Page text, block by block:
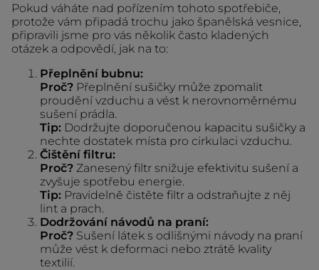
Pokud váháte nad pořízením tohoto spotřebiče,
protože vám připadá trochu jako španělská vesnice,
připravili jsme pro vás několik často kladených
otázek a odpovědí, jak na to:
Přeplnění bubnu:
Proč? Přeplnění sušičky může zpomalit
proudění vzduchu a vést k nerovnoměrnému
sušení prádla.
Tip: Dodržujte doporučenou kapacitu sušičky a
nechte dostatek místa pro cirkulaci vzduchu.
Čištění filtru:
Proč? Zanesený filtr snižuje efektivitu sušení a
zvyšuje spotřebu energie.
Tip: Pravidelně čistěte filtr a odstraňujte z něj
lint a prach.
Dodržování návodů na praní:
Proč? Sušení látek s odlišnými návody na praní
může vést k deformaci nebo ztrátě kvality
textilií.